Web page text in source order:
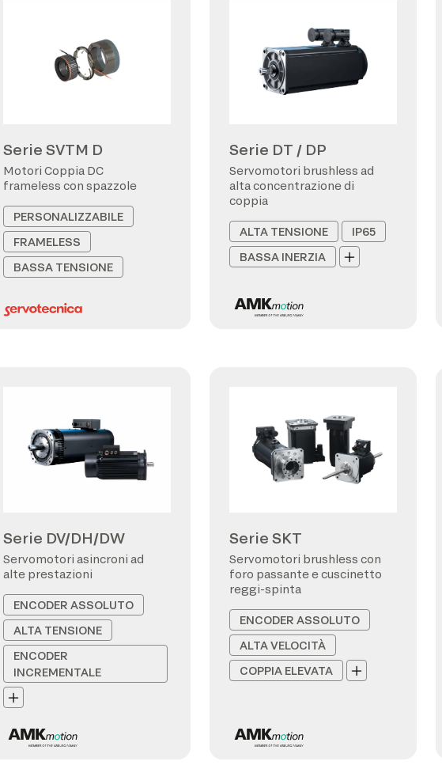
Serie SVTM D
Motori Coppia DC
frameless con spazzole
PERSONALIZZABILE
FRAMELESS
BASSA TENSIONE
Serie DT / DP
Servomotori brushless ad
alta concentrazione di
coppia
ALTA TENSIONE
IP65
BASSA INERZIA
Serie DV/DH/DW
Servomotori asincroni ad
alte prestazioni
ENCODER ASSOLUTO
ALTA TENSIONE
ENCODER
INCREMENTALE
Serie SKT
Servomotori brushless con
foro passante e cuscinetto
reggi-spinta
ENCODER ASSOLUTO
ALTA VELOCITÀ
COPPIA ELEVATA